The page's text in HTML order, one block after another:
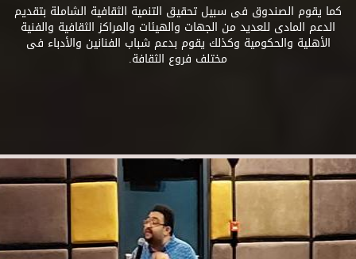
كما يقوم الصندوق فى سبيل تحقيق التنمية الثقافية الشاملة بتقديم
الدعم المادى للعديد من الجهات والهيئات والمراكز الثقافية والفنية
الأهلية والحكومية وكذلك يقوم بدعم شباب الفنانين والأدباء فى
مختلف فروع الثقافة.